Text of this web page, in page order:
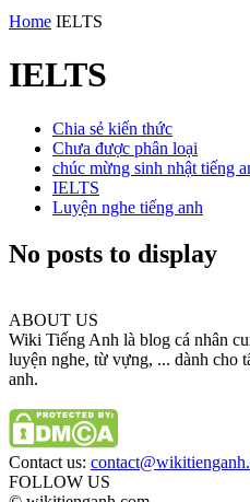
Home IELTS
IELTS
Chia sẻ kiến thức
Chưa được phân loại
chúc mừng sinh nhật tiếng
IELTS
Luyện nghe tiếng anh
No posts to display
ABOUT US
Wiki Tiếng Anh là blog cá nhân
luyện nghe, từ vựng, ... dành cho
anh.
Contact us:
FOLLOW US